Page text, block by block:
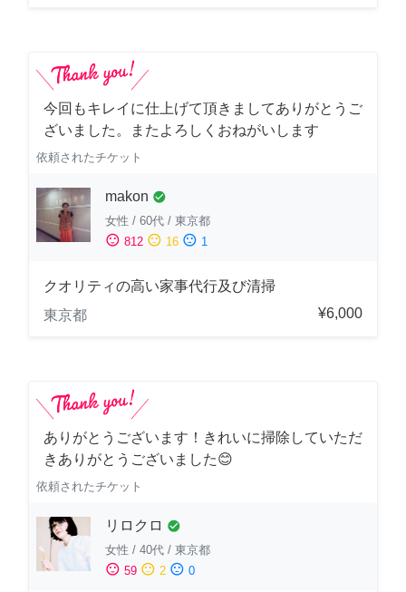
今回もキレイに仕上げて頂きましてありがとうご
ざいました。またよろしくおねがいします
依頼されたチケット
makon check_circle
女性 / 60代 / 東京都
sentiment_satisfied 812 sentiment_neutral 16 sentiment_dissatisfied 1
クオリティの高い家事代行及び清掃
東京都
¥6,000
ありがとうございます！きれいに掃除していただ
きありがとうございました😊
依頼されたチケット
リロクロ check_circle
女性 / 40代 / 東京都
sentiment_satisfied 59 sentiment_neutral 2 sentiment_dissatisfied 0